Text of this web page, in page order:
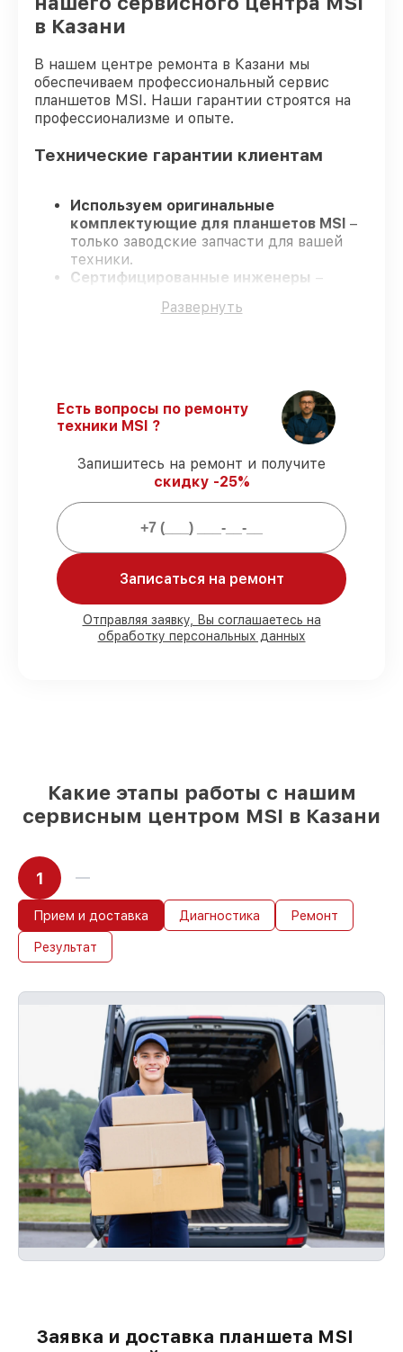
в Казани
В нашем центре ремонта в Казани мы
обеспечиваем профессиональный сервис
планшетов MSI. Наши гарантии строятся на
профессионализме и опыте.
Технические гарантии клиентам
Используем оригинальные
комплектующие для планшетов MSI –
только заводские запчасти для вашей
техники.
Сертифицированные инженеры –
подтверждает качество и надёжность
переносов.
Поддержка после ремонта – на все
ремонт и запчасти для планшетов MSI
предоставляется официальное
сопровождение.
Мы гарантируем:
ремонтов по ремонту проводятся с
возможностью присутствия владельца
90%деталей MSI в наличии на складе в
Казани, остальные доступны для
Развернуть
Есть вопросы по ремонту
техники MSI ?
Запишитесь на ремонт и получите
скидку -25%
Записаться на ремонт
Отправляя заявку, Вы соглашаетесь на
обработку персональных данных
Какие этапы работы с нашим
сервисным центром MSI в Казани
1
Прием и доставка Диагностика Ремонт
Результат
Заявка и доставка планшета MSI